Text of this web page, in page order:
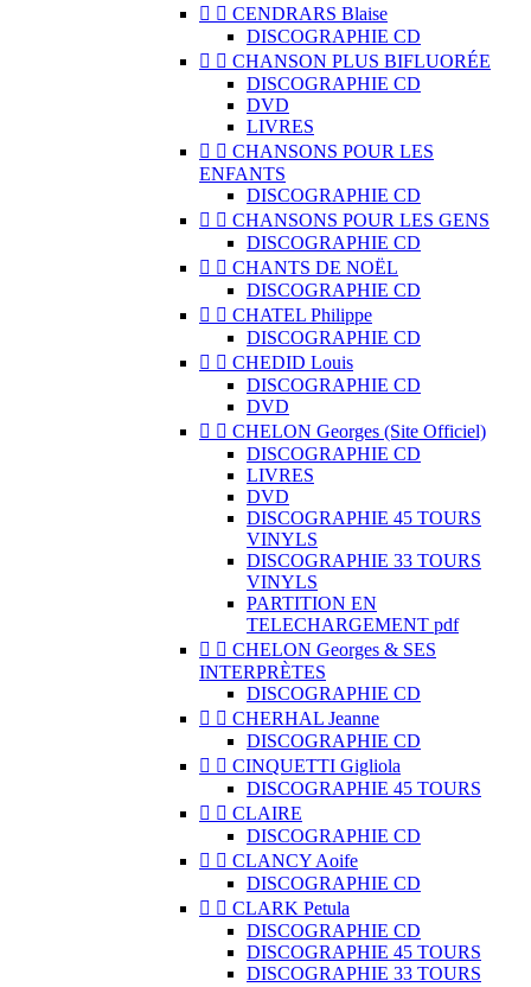
  CENDRARS Blaise
DISCOGRAPHIE CD
  CHANSON PLUS BIFLUORÉE
DISCOGRAPHIE CD
DVD
LIVRES
  CHANSONS POUR LES
ENFANTS
DISCOGRAPHIE CD
  CHANSONS POUR LES GENS
DISCOGRAPHIE CD
  CHANTS DE NOËL
DISCOGRAPHIE CD
  CHATEL Philippe
DISCOGRAPHIE CD
  CHEDID Louis
DISCOGRAPHIE CD
DVD
  CHELON Georges (Site Officiel)
DISCOGRAPHIE CD
LIVRES
DVD
DISCOGRAPHIE 45 TOURS
VINYLS
DISCOGRAPHIE 33 TOURS
VINYLS
PARTITION EN
TELECHARGEMENT pdf
  CHELON Georges & SES
INTERPRÈTES
DISCOGRAPHIE CD
  CHERHAL Jeanne
DISCOGRAPHIE CD
  CINQUETTI Gigliola
DISCOGRAPHIE 45 TOURS
  CLAIRE
DISCOGRAPHIE CD
  CLANCY Aoife
DISCOGRAPHIE CD
  CLARK Petula
DISCOGRAPHIE CD
DISCOGRAPHIE 45 TOURS
DISCOGRAPHIE 33 TOURS